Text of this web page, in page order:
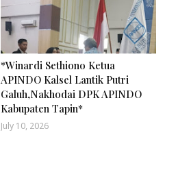
*Winardi Sethiono Ketua
APINDO Kalsel Lantik Putri
Galuh,Nakhodai DPK APINDO
Kabupaten Tapin*
July 10, 2026